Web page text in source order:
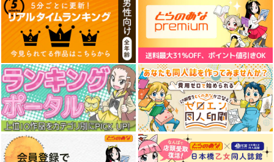
Fate/GOMEMO10
ワダメモ
円（税込）
Fate/Grand Order
サンプル
カート
えふじいおう和風肖像
画集参
800個入りタコ焼き
専売 787 （税込）
Fate/Grand Order
葛飾北斎
サンプル
カート
斎藤一の本2
斎藤一の本を出すサー
クル
2,357円 （税込）
Fate/Grand Order
斎藤一
サンプル
カート